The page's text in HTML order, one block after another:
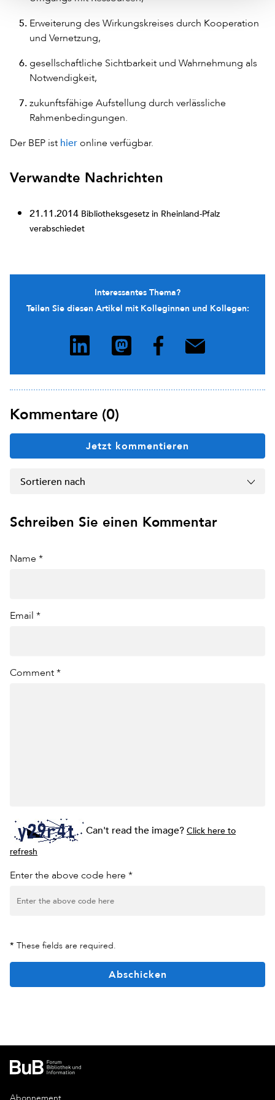
Erweiterung des Wirkungskreises durch Kooperation
und Vernetzung,
gesellschaftliche Sichtbarkeit und Wahrnehmung als
Notwendigkeit,
zukunftsfähige Aufstellung durch verlässliche
Rahmenbedingungen.
Der BEP ist hier online verfügbar.
Verwandte Nachrichten
21.11.2014 Bibliotheksgesetz in Rheinland-Pfalz
verabschiedet
Interessantes Thema?
Teilen Sie diesen Artikel mit Kolleginnen und Kollegen:
Kommentare (0)
Jetzt kommentieren
Sortieren nach
Schreiben Sie einen Kommentar
Name *
Email *
Comment *
Can't read the image?Click here to
refresh
Enter the above code here *
* These fields are required.
Abschicken
Abonnement